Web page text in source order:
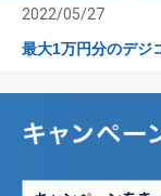
2022/05/27
最大1万円分のデジ